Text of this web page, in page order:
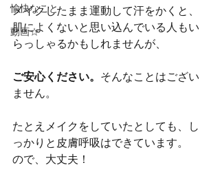
愉快なこと
動画☆
メイクしたまま運動して汗をかくと、
肌によくないと思い込んでいる人もい
らっしゃるかもしれませんが、
ご安心ください。 そんなことはござい
ません。
たとえメイクをしていたとしても、し
っかりと皮膚呼吸はできています。
ので、大丈夫！